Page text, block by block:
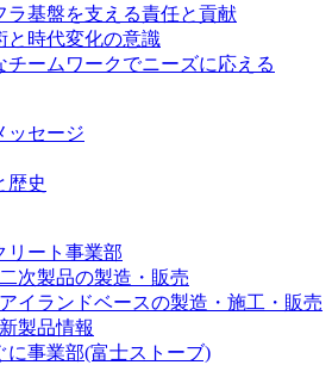
ラ基盤を支える責任と貢献
と時代変化の意識
チームワークでニーズに応える
ッセージ
歴史
リート事業部
二次製品の製造・販売
アイランドベースの製造・施工・販売
新製品情報
に事業部(富士ストーブ)